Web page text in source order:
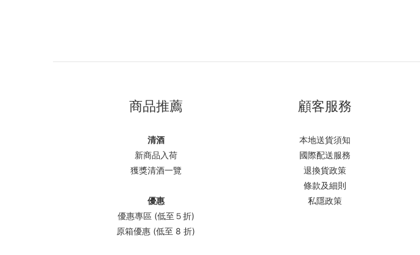
商品推薦
清酒
新商品入荷
獲獎清酒一覽
優惠
優惠專區 (低至５折)
原箱優惠 (低至 8 折)
顧客服務
本地送貨須知
國際配送服務
退換貨政策
條款及細則
私隱政策